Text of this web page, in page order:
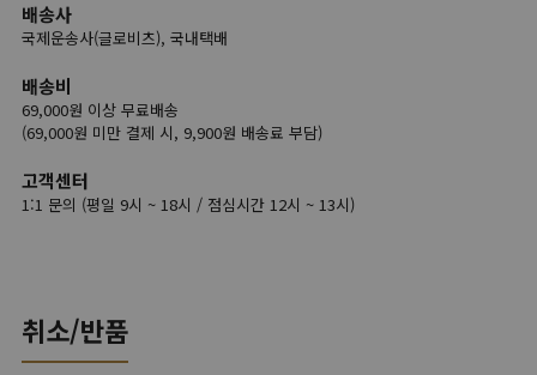
배송사
국제운송사(글로비츠), 국내택배
배송비
69,000원 이상 무료배송
(69,000원 미만 결제 시, 9,900원 배송료 부담)
고객센터
1:1 문의 (평일 9시 ~ 18시 / 점심시간 12시 ~ 13시)
취소/반품